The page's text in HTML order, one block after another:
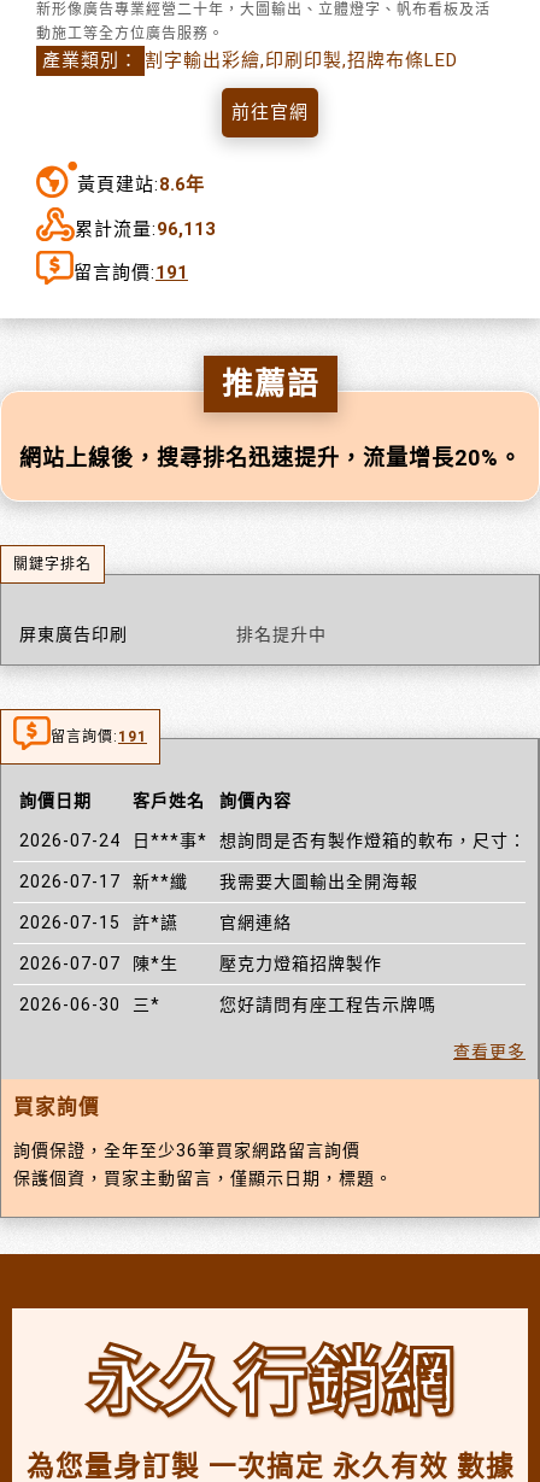
新形像廣告專業經營二十年，大圖輸出、立體燈字、帆布看板及活
動施工等全方位廣告服務。
產業類別： 割字輸出彩繪,印刷印製,招牌布條LED
前往官網
黃頁建站:8.6年
累計流量:96,113
留言詢價:191
推薦語
網站上線後，搜尋排名迅速提升，流量增長20%。
關鍵字排名
屏東廣告印刷 排名提升中
留言詢價: 191
詢價日期 客戶姓名 詢價內容
2026-07-24 日***事* 想詢問是否有製作燈箱的軟布，尺寸：
2026-07-17 新**纖 我需要大圖輸出全開海報
2026-07-15 許*讌 官網連絡
2026-07-07 陳*生 壓克力燈箱招牌製作
2026-06-30 三* 您好請問有座工程告示牌嗎
查看更多
買家詢價
詢價保證，全年至少36筆買家網路留言詢價
保護個資，買家主動留言，僅顯示日期，標題。
永久行銷網
為您量身訂製 一次搞定 永久有效 數據